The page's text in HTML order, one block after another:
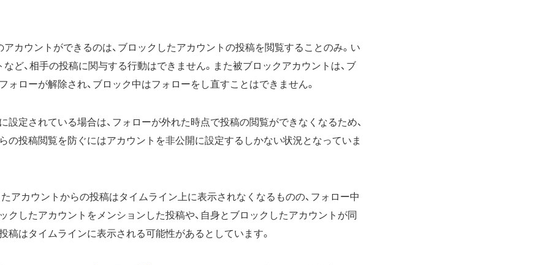
アカウントができるのは、ブロックしたアカウントの投稿を閲覧することのみ。い
など、相手の投稿に関与する行動はできません。また被ブロックアカウントは、ブ
ォローが解除され、ブロック中はフォローをし直すことはできません。
設定されている場合は、フォローが外れた時点で投稿の閲覧ができなくなるため、
の投稿閲覧を防ぐにはアカウントを非公開に設定するしかない状況となっていま
たアカウントからの投稿はタイムライン上に表示されなくなるものの、フォロー中
クしたアカウントをメンションした投稿や、自身とブロックしたアカウントが同
稿はタイムラインに表示される可能性があるとしています。